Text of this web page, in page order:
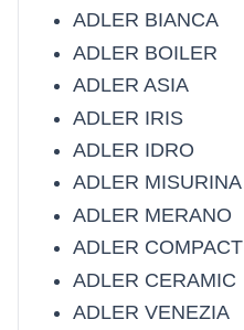
ADLER BIANCA
ADLER BOILER
ADLER ASIA
ADLER IRIS
ADLER IDRO
ADLER MISURINA
ADLER MERANO
ADLER COMPACT
ADLER CERAMIC
ADLER VENEZIA